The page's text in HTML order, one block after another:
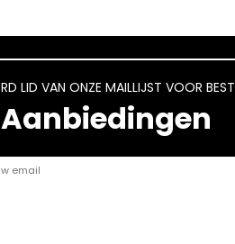
LID VAN ONZE MAILLIJST VOOR BEST
Aanbiedingen